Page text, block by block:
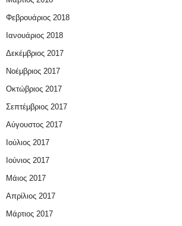
Φεβρουάριος 2018
Ιανουάριος 2018
Δεκέμβριος 2017
Νοέμβριος 2017
Οκτώβριος 2017
Σεπτέμβριος 2017
Αύγουστος 2017
Ιούλιος 2017
Ιούνιος 2017
Μάιος 2017
Απρίλιος 2017
Μάρτιος 2017